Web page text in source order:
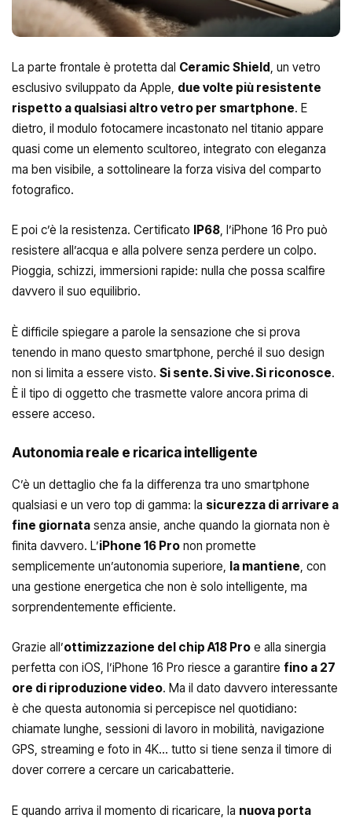
La parte frontale è protetta dal Ceramic Shield, un vetro
esclusivo sviluppato da Apple, due volte più resistente
rispetto a qualsiasi altro vetro per smartphone. E
dietro, il modulo fotocamere incastonato nel titanio appare
quasi come un elemento scultoreo, integrato con eleganza
ma ben visibile, a sottolineare la forza visiva del comparto
fotografico.
E poi c’è la resistenza. Certificato IP68, l’iPhone 16 Pro può
resistere all’acqua e alla polvere senza perdere un colpo.
Pioggia, schizzi, immersioni rapide: nulla che possa scalfire
davvero il suo equilibrio.
È difficile spiegare a parole la sensazione che si prova
tenendo in mano questo smartphone, perché il suo design
non si limita a essere visto. Si sente. Si vive. Si riconosce.
È il tipo di oggetto che trasmette valore ancora prima di
essere acceso.
Autonomia reale e ricarica intelligente
C’è un dettaglio che fa la differenza tra uno smartphone
qualsiasi e un vero top di gamma: la sicurezza di arrivare a
fine giornata senza ansie, anche quando la giornata non è
finita davvero. L’iPhone 16 Pro non promette
semplicemente un’autonomia superiore, la mantiene , con
una gestione energetica che non è solo intelligente, ma
sorprendentemente efficiente.
Grazie all’ottimizzazione del chip A18 Pro e alla sinergia
perfetta con iOS, l’iPhone 16 Pro riesce a garantire fino a 27
ore di riproduzione video. Ma il dato davvero interessante
è che questa autonomia si percepisce nel quotidiano:
chiamate lunghe, sessioni di lavoro in mobilità, navigazione
GPS, streaming e foto in 4K… tutto si tiene senza il timore di
dover correre a cercare un caricabatterie.
E quando arriva il momento di ricaricare, la nuova porta